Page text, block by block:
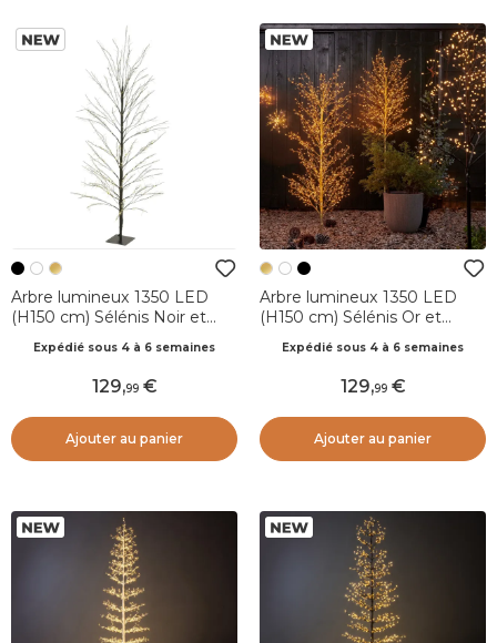
Arbre lumineux 1350 LED
(H150 cm) Sélénis Noir et
Expédié sous 4 à 6 semaines
129,99
Ajouter au panier
Arbre lumineux 1350 LED
(H150 cm) Sélénis Or et
Expédié sous 4 à 6 semaines
129,99
Ajouter au panier